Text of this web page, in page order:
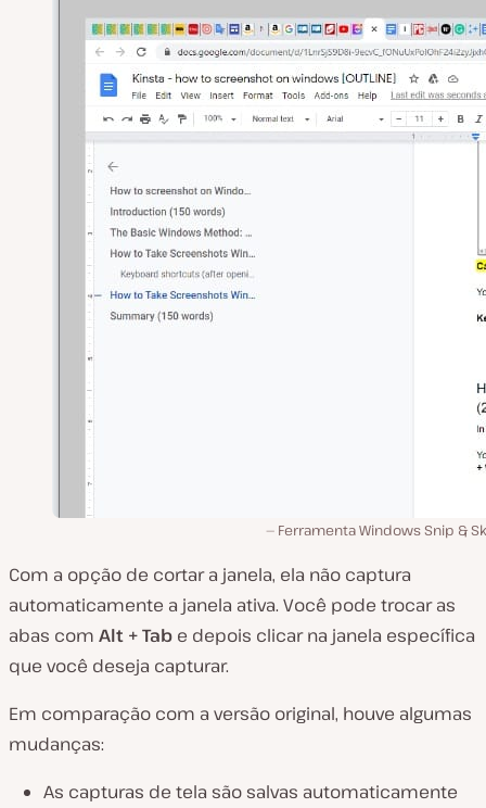
Ferramenta Windows Snip &
Com a opção de cortar a janela, ela não captura
automaticamente a janela ativa. Você pode trocar as
abas com Alt + Tab e depois clicar na janela específica
que você deseja capturar.
Em comparação com a versão original, houve algumas
mudanças:
As capturas de tela são salvas automaticamente